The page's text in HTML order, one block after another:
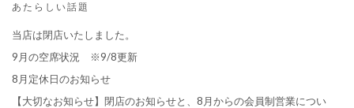
あたらしい話題
当店は閉店いたしました。
9月の空席状況 ※9/8更新
8月定休日のお知らせ
【大切なお知らせ】閉店のお知らせと、8月からの会員制営業につい